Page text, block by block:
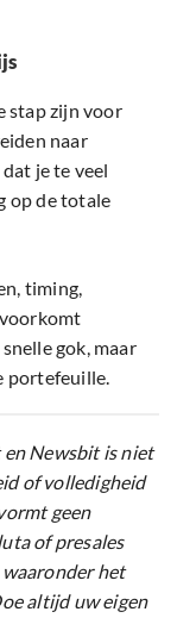
stap zijn voor
naar
je te veel
op de totale
timing,
gok, maar
portefeuille.
Newsbit is niet
of volledigheid
geen
of presales
waaronder het
altijd uw eigen